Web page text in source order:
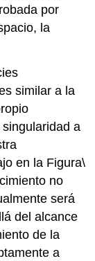
por
la
similar a la
a
en la Figura\
no
será
del alcance
de la
a